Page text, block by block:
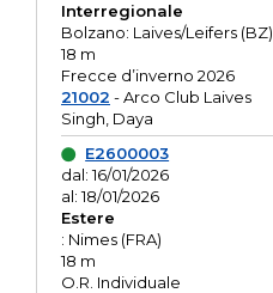
Interregionale
Bolzano: Laives/Leifers (BZ)
18 m
Frecce d’inverno 2026
21002 - Arco Club Laives
Singh, Daya
E2600003
dal: 16/01/2026
al: 18/01/2026
Estere
: Nimes (FRA)
18 m
O.R. Individuale